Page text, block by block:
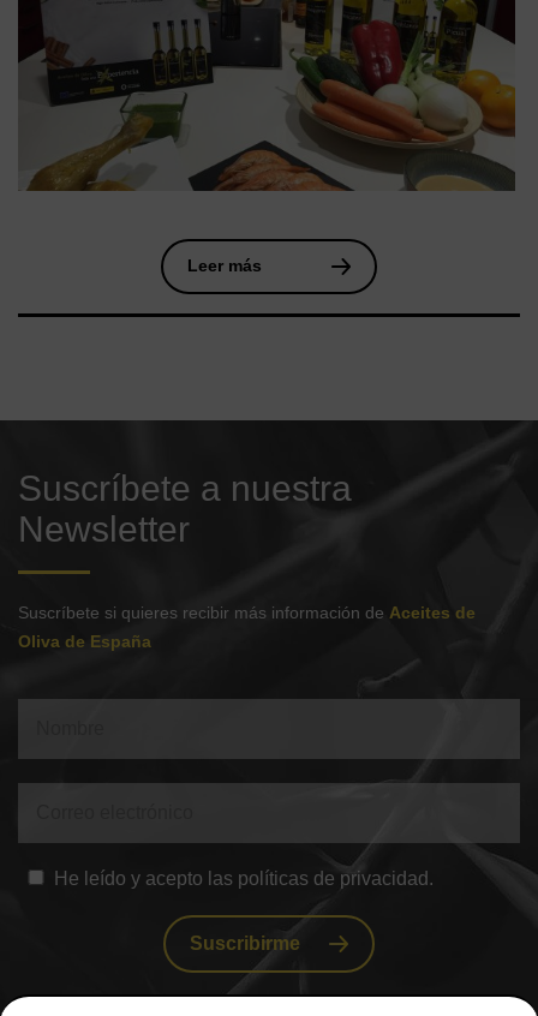
Leer más
He leído y acepto las políticas de privacidad.
Suscribirme
Suscríbete a nuestra
Newsletter
Suscríbete si quieres recibir más información de Aceites de
Oliva de España